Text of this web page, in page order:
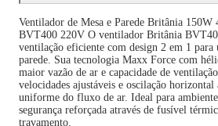
Ventilador de Mesa e Parede Britânia 150W
BVT400 220V O ventilador Britânia
ventilação eficiente com design 2 em 1 para
parede. Sua tecnologia Maxx Force com
maior vazão de ar e capacidade de
velocidades ajustáveis e oscilação
uniforme do fluxo de ar. Ideal para
segurança reforçada através de fusível
travamento.